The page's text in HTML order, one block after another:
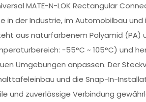
MATE-N-LOK Rectangular
in der Industrie, im Automobilbau
aus naturfarbenem Polyamid (PA)
-55°C ~ 105°C) und
Umgebungen anpassen. Der
und die Snap-In-
und zuverlässige Verbindung